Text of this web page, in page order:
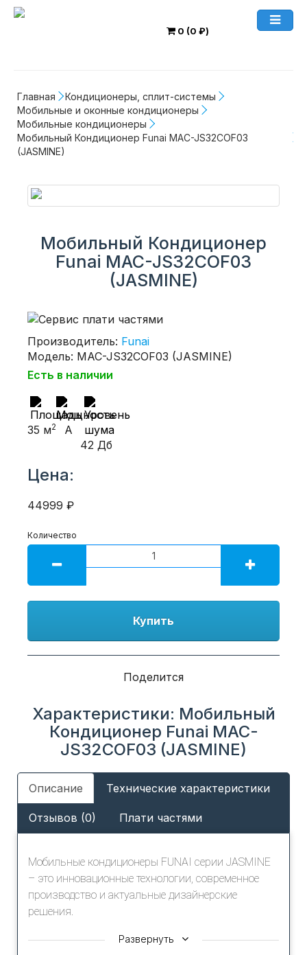
0 (0 ₽)
Главная
Кондиционеры, сплит-системы
Мобильные и оконные кондиционеры
Мобильные кондиционеры
Мобильный Кондиционер Funai MAC-JS32COF03
(JASMINE)
Мобильный Кондиционер
Funai MAC-JS32COF03
(JASMINE)
Производитель: Funai
Модель: MAC-JS32COF03 (JASMINE)
Есть в наличии
35 м2
A
42 Дб
Цена:
44999 ₽
Количество
Купить
Поделится
Характеристики: Мобильный
Кондиционер Funai MAC-
JS32COF03 (JASMINE)
Описание Технические характеристики
Отзывов (0) Плати частями
Мобильные кондиционеры FUNAI серии JASMINE
– это инновационные технологии, современное
производство и актуальные дизайнерские
решения.
Инженеры и дизайнеры FUNAI создали серию
Развернуть